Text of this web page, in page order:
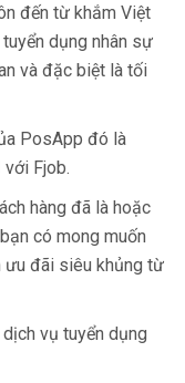
đến từ khắm Việt
dụng nhân sự
và đặc biệt là tối
PosApp đó là
Fjob.
hàng đã là hoặc
có mong muốn
ưu đãi siêu khủng từ
vụ tuyển dụng